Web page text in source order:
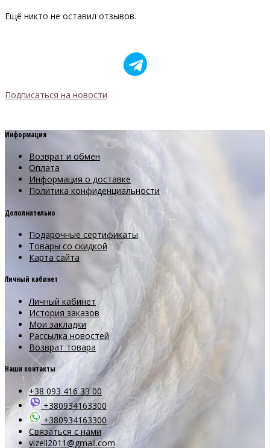
Ещё никто не оставил отзывов.
Подписаться на новости
Информация
Возврат и обмен
Оплата
Информация о доставке
Политика конфиденциальности
Дополнительно
Подарочные сертификаты
Товары со скидкой
Карта сайта
Личный кабинет
Личный кабинет
История заказов
Мои закладки
Рассылка новостей
Возврат товара
Наши контакты
+38 093 416 33 00
+380934163300
+380934163300
Связаться с нами
vizell2011@gmail.com